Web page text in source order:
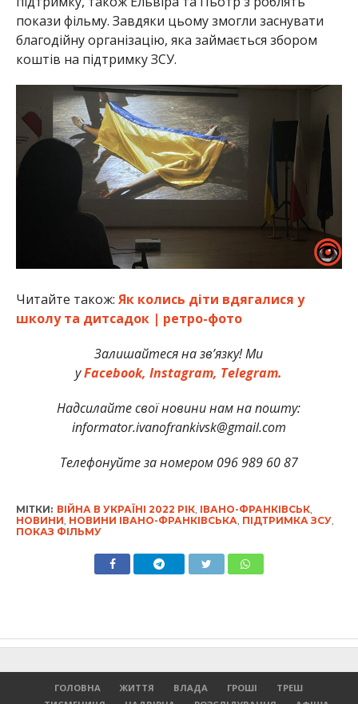
покази фільму. Завдяки цьому змогли заснувати
благодійну організацію, яка займається збором
коштів на підтримку ЗСУ.
Читайте також: Як колись діти вдягалися у
школу та дитсадок | ретро-фото
Залишайтеся на зв’язку! Ми
уFacebook,Instagram, Telegram.
Надсилайте свої новини нам на пошту:
informator.ivanofrankivsk@gmail.com
Телефонуйте за номером 096 989 60 87
МІТКИ: ВІЙНА В УКРАЇНІ 2022 РІК, ІВАНО-ФРАНКІВСЬК,
НОВИНИ НОВИНИ ІВАНО-ФРАНКІВСЬКА ПІДТРИМКА ЗСУ,
ПОКАЗ ФІЛЬМУ
ГОЛОВНА ЖИТТЯ ВЛАДА ГРОШІ
ТРЕШ